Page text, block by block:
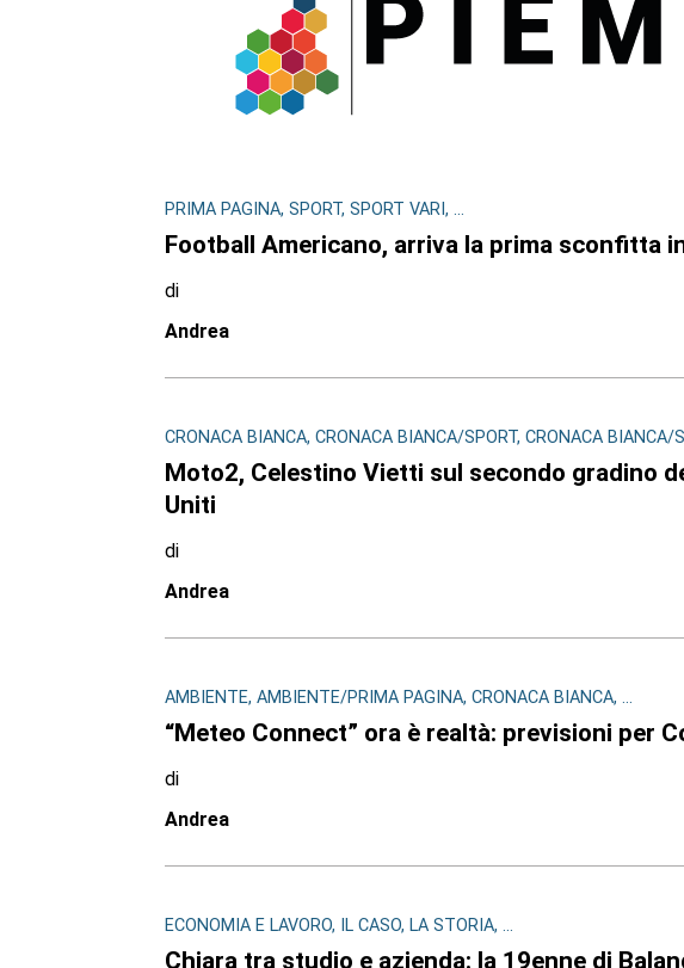
PRIMA PAGINA, SPORT, SPORT VARI, ...
Football Americano, arriva la prima sconfitta
di
Andrea
CRONACA BIANCA, CRONACA BIANCA/SPORT, CRONACA BIANCA/
Moto2, Celestino Vietti sul secondo gradino
Uniti
di
Andrea
AMBIENTE, AMBIENTE/PRIMA PAGINA, CRONACA BIANCA, ...
“Meteo Connect” ora è realtà: previsioni per
di
Andrea
ECONOMIA E LAVORO, IL CASO, LA STORIA, ...
Chiara tra studio e azienda: la 19enne di